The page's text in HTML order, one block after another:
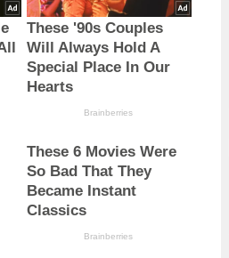
These '90s Couples
Will Always Hold A
Special Place In Our
Hearts
Brainberries
These 6 Movies Were
So Bad That They
Became Instant
Classics
Brainberries